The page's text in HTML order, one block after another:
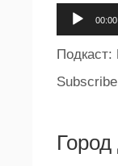
00:00
Подкаст: